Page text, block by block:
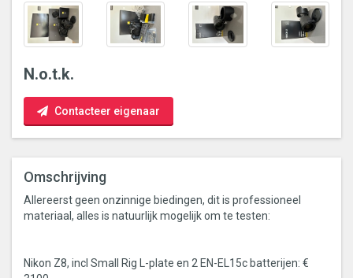
N.o.t.k.
Contacteer eigenaar
Omschrijving
Allereerst geen onzinnige biedingen, dit is professioneel
materiaal, alles is natuurlijk mogelijk om te testen:
Nikon Z8, incl Small Rig L-plate en 2 EN-EL15c batterijen: €